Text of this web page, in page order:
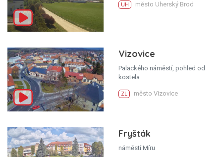
UH město Uherský Brod
Vizovice
Palackého náměstí, pohled od
kostela
ZL město Vizovice
Fryšták
náměstí Míru